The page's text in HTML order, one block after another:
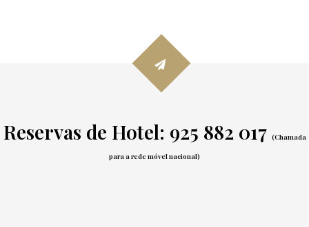
Reservas de Hotel: 925 882 017 (Chamada
para a rede móvel nacional)